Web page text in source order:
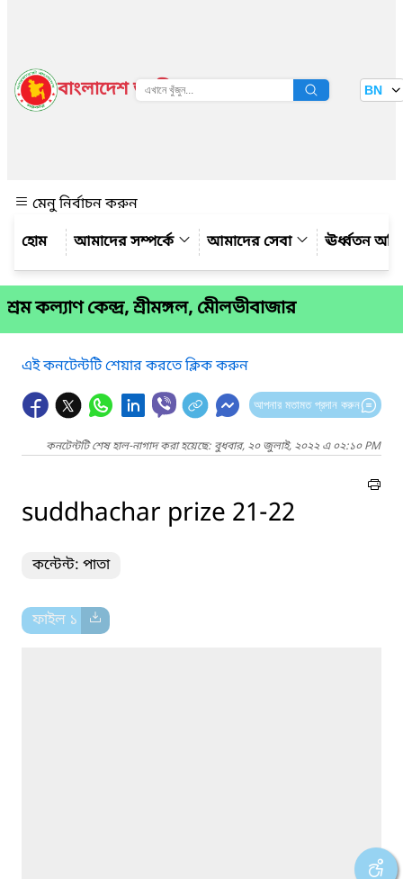
বাংলাদেশ জাতীয় তথ্য বাতায়ন BN
মেনু নির্বাচন করুন
আমাদের সম্পর্কে
আমাদের সেবা ঊর্ধ্বতন
শ্রম কল্যাণ কেন্দ্র, শ্রীমঙ্গল, মেীলভীবাজার
এই কনটেন্টটি শেয়ার করতে ক্লিক করুন
আপনার মতামত প্রদান করুন
কনটেন্টটি শেষ হাল-নাগাদ করা হয়েছে: বুধবার, ২০ জুলাই, ২০২২ এ ০২:১০ PM
suddhachar prize 21-22
কন্টেন্ট: পাতা
ফাইল ১